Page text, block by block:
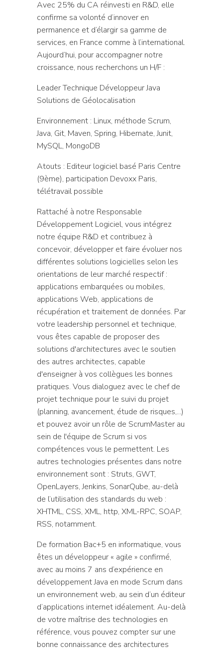
Avec 25% du CA réinvesti en R&D, elle
confirme sa volonté d’innover en
permanence et d’élargir sa gamme de
services, en France comme à l’international.
Aujourd’hui, pour accompagner notre
croissance, nous recherchons un H/F :
Leader Technique Développeur Java
Solutions de Géolocalisation
Environnement : Linux, méthode Scrum,
Java, Git, Maven, Spring, Hibernate, Junit,
MySQL, MongoDB
Atouts : Editeur logiciel basé Paris Centre
(9ème), participation Devoxx Paris,
télétravail possible
Rattaché à notre Responsable
Développement Logiciel, vous intégrez
notre équipe R&D et contribuez à
concevoir, développer et faire évoluer nos
différentes solutions logicielles selon les
orientations de leur marché respectif :
applications embarquées ou mobiles,
applications Web, applications de
récupération et traitement de données. Par
votre leadership personnel et technique,
vous êtes capable de proposer des
solutions d'architectures avec le soutien
des autres architectes, capable
d'enseigner à vos collègues les bonnes
pratiques. Vous dialoguez avec le chef de
projet technique pour le suivi du projet
(planning, avancement, étude de risques,...)
et pouvez avoir un rôle de ScrumMaster au
sein de l'équipe de Scrum si vos
compétences vous le permettent. Les
autres technologies présentes dans notre
environnement sont : Struts, GWT,
OpenLayers, Jenkins, SonarQube, au-delà
de l’utilisation des standards du web :
XHTML, CSS, XML, http, XML-RPC, SOAP,
RSS, notamment.
De formation Bac+5 en informatique, vous
êtes un développeur « agile » confirmé,
avec au moins 7 ans d’expérience en
développement Java en mode Scrum dans
un environnement web, au sein d’un éditeur
d’applications internet idéalement. Au-delà
de votre maîtrise des technologies en
référence, vous pouvez compter sur une
bonne connaissance des architectures